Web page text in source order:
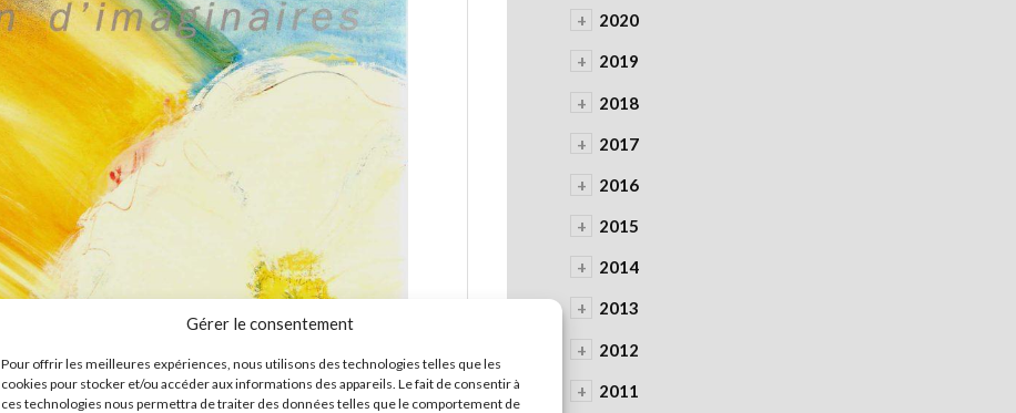
Gérer le consentement
Pour offrir les meilleures expériences, nous utilisons des technologies telles que les
cookies pour stocker et/ou accéder aux informations des appareils. Le fait de consentir à
ces technologies nous permettra de traiter des données telles que le comportement de
+ 2020
+ 2019
+ 2018
+ 2017
+ 2016
+ 2015
+ 2014
+ 2013
+ 2012
+ 2011